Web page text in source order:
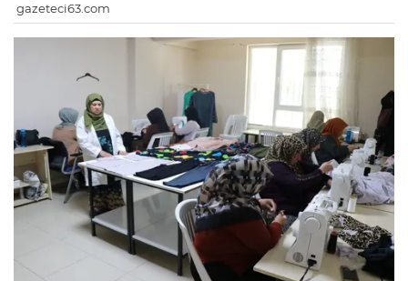
gazeteci63.com